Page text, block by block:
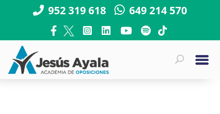
952 319 618 649 214 570